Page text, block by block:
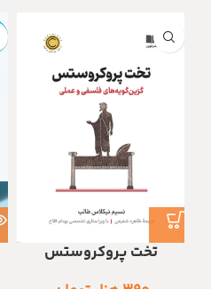
تخت پروکروستس